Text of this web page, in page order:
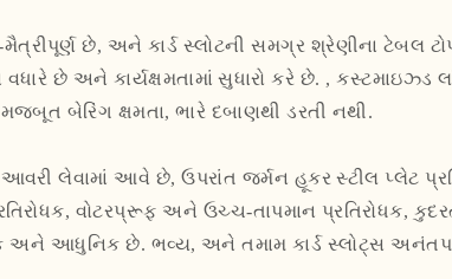
મૈત્રીપૂર્ણ છે, અને કાર્ડ સ્લોટની સમગ્ર શ્રેણીના ટેબલ
છે અને કાર્યક્ષમતામાં સુધારો કરે છે. , કસ્ટમાઇઝ્ડ
મજબૂત બેરિંગ ક્ષમતા, ભારે દબાણથી ડરતી નથી.
આવરી લેવામાં આવે છે, ઉપરાંત જર્મન હૂકર સ્ટીલ પ્લેટ
વોટરપ્રૂફ અને ઉચ્ચ-તાપમાન પ્રતિરોધક,
આધુનિક છે. ભવ્ય, અને તમામ કાર્ડ સ્લોટ્સ